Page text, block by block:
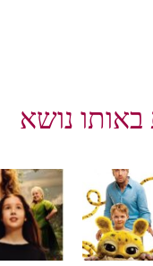
נושא